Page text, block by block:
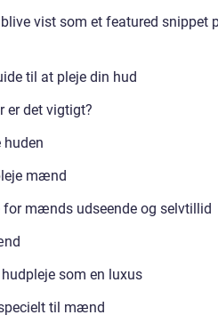
vist som et featured snippet
til at pleje din hud
er det vigtigt?
huden
mænd
mænds udseende og selvtillid
som en luxus
til mænd